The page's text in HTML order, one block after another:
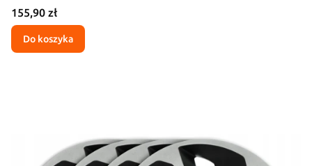
Cena
155,90 zł
Do koszyka